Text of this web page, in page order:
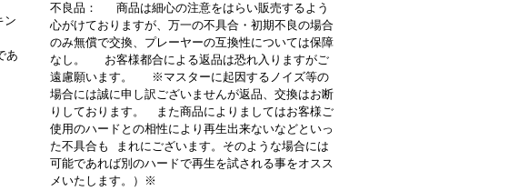
ン
あ
不良品： 商品は細心の注意をはらい販売するよう
心がけておりますが、万一の不具合・初期不良の場合
のみ無償で交換、プレーヤーの互換性については保障
なし。 お客様都合による返品は恐れ入りますがご
遠慮願います。 ※マスターに起因するノイズ等の
場合には誠に申し訳ございませんが返品、交換はお断
りしております。 また商品によりましてはお客様ご
使用のハードとの相性により再生出来ないなどといっ
た不具合も まれにございます。そのような場合には
可能であれば別のハードで再生を試される事をオスス
メいたします。）※